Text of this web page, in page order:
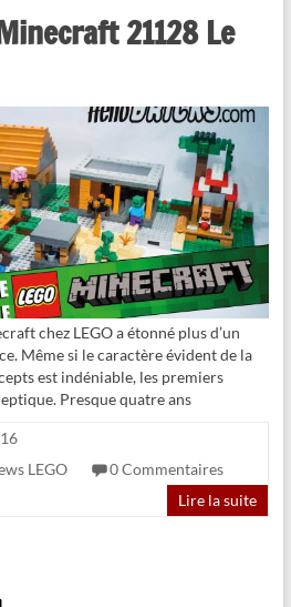
21128 Le
chez LEGO a étonné plus d’un
Même si le caractère évident de la
est indéniable, les premiers
Presque quatre ans
LEGO
0 Commentaires
Lire la suite